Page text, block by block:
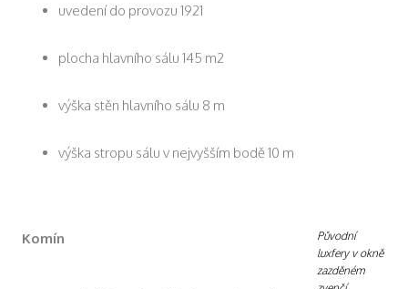
uvedení do provozu 1921
plocha hlavního sálu 145 m2
výška stěn hlavního sálu 8 m
výška stropu sálu v nejvyšším bodě 10 m
Komín
Původní
luxfery v okně
zazděném